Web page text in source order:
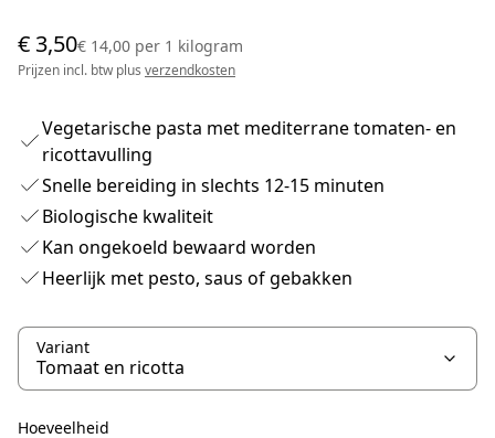
€ 3,50€ 14,00 per 1 kilogram
Prijzen incl. btw plus verzendkosten
Vegetarische pasta met mediterrane tomaten- en
ricottavulling
Snelle bereiding in slechts 12-15 minuten
Biologische kwaliteit
Kan ongekoeld bewaard worden
Heerlijk met pesto, saus of gebakken
Variant
Hoeveelheid